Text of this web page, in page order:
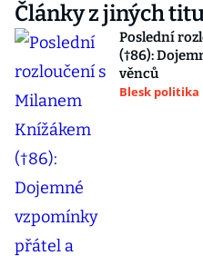
Články z jiných
Poslední
(†86):
věnců
Blesk politika